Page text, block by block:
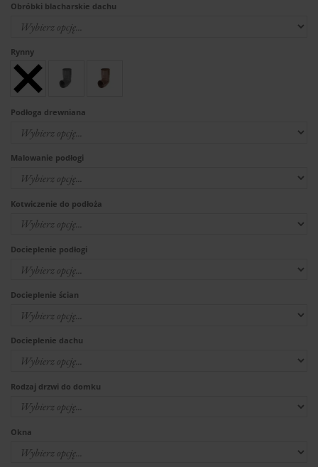
Obróbki blacharskie dachu
Rynny
Podłoga drewniana
Malowanie podłogi
Kotwiczenie do podłoża
Docieplenie podłogi
Docieplenie ścian
Docieplenie dachu
Rodzaj drzwi do domku
Okna